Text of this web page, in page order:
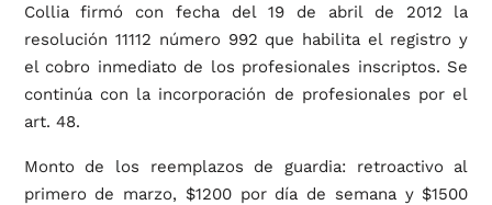
Collia firmó con fecha del 19 de abril de 2012 la
resolución 11112 número 992 que habilita el registro y
el cobro inmediato de los profesionales inscriptos. Se
continúa con la incorporación de profesionales por el
art. 48.
Monto de los reemplazos de guardia: retroactivo al
primero de marzo, $1200 por día de semana y $1500